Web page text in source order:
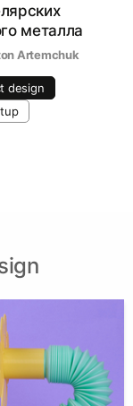
металла
Artemchuk
design